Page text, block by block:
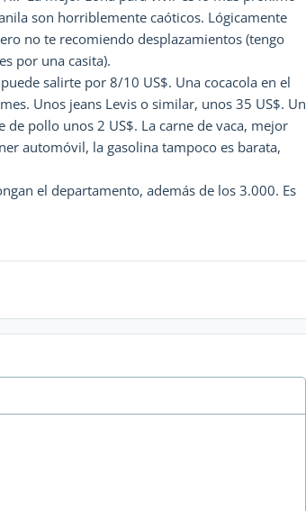
son horriblemente caóticos. Lógicamente
no te recomiendo desplazamientos (tengo
por una casita).
salirte por 8/10 US$. Una cocacola en el
Unos jeans Levis o similar, unos 35 US$. Un
de pollo unos 2 US$. La carne de vaca, mejor
automóvil, la gasolina tampoco es barata,
el departamento, además de los 3.000. Es